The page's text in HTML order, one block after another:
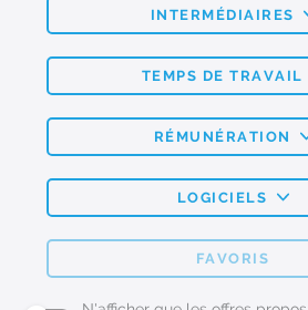
INTERMÉDIAIRES
TEMPS DE TRAVAIL
RÉMUNÉRATION
LOGICIELS
FAVORIS